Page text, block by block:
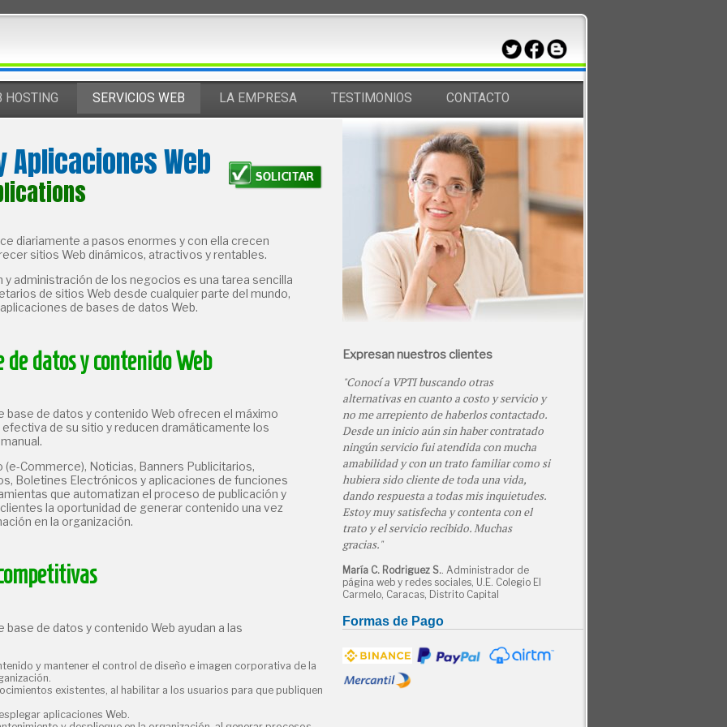
HOSTING S ERVICIOS WEB LA EMPRESA TESTIMONIOS CONTACTO
Expresan nuestros clientes
Conocí a VPTI buscando otras
alternativas en cuanto a costo y servicio y
no me arrepiento de haberlos contactado.
Desde un inicio aún sin haber contratado
ningún servicio fui atendida con mucha
amabilidad y con un trato familiar como si
hubiera sido cliente de toda una vida,
dando respuesta a todas mis inquietudes.
Estoy muy satisfecha y contenta con el
trato y el servicio recibido. Muchas
gracias.
María C. Rodriguez S. . Administrador de
página web y redes sociales, U.E. Colegio El
Carmelo, Caracas, Distrito Capital
Formas de Pago
Aplicaciones Web
diariamente a pasos enormes y con ella crecen
sitios Web dinámicos, atractivos y rentables.
administración de los negocios es una tarea sencilla
de sitios Web desde cualquier parte del mundo,
de bases de datos Web.
datos y contenido Web
base de datos y contenido Web ofrecen el máximo
de su sitio y reducen dramáticamente los
Commerce), Noticias, Banners Publicitarios,
Boletines Electrónicos y aplicaciones de funciones
que automatizan el proceso de publicación y
la oportunidad de generar contenido una vez
en la organización.
base de datos y contenido Web ayudan a las
y mantener el control de diseño e imagen corporativa de la
existentes, al habilitar a los usuarios para que publiquen
aplicaciones Web.